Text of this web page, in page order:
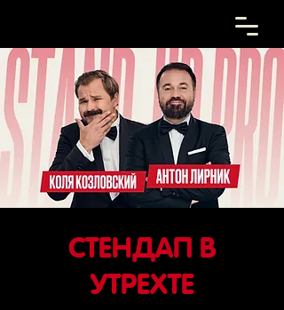
СТЕНДАП В
УТРЕХТЕ